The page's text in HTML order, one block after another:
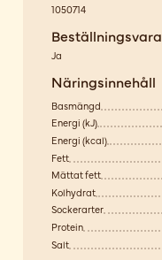
1050714
Beställningsvara
Ja
Näringsinnehåll
Basmängd
Energi (kJ)
Energi (kcal)
Fett
Mättat fett
Kolhydrat
Sockerarter
Protein
Salt